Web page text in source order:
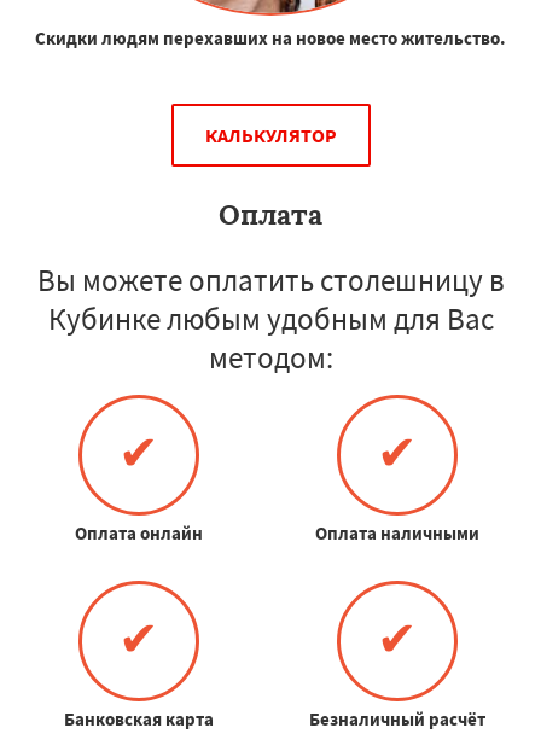
Скидки людям перехавших на новое место жительство.
КАЛЬКУЛЯТОР
Оплата
Вы можете оплатить столешницу в
Кубинке любым удобным для Вас
методом:
✔
Оплата онлайн
✔
Оплата наличными
✔
Банковская карта
✔
Безналичный расчёт